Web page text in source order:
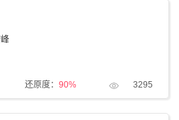
还原度： 90% 3295